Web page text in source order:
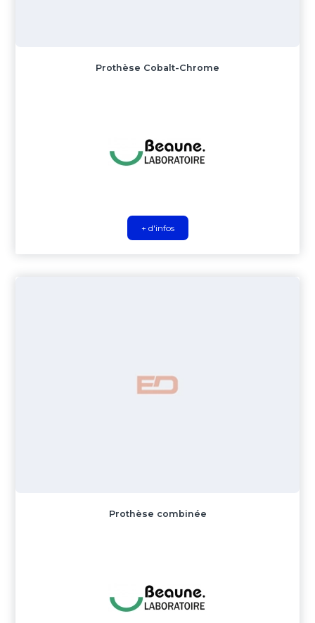
Prothèse Cobalt-Chrome
+ d'infos
Prothèse combinée